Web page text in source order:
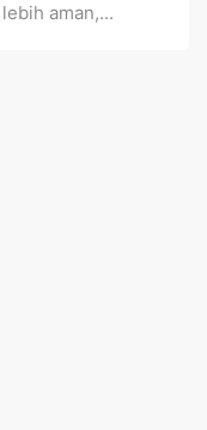
aman,...